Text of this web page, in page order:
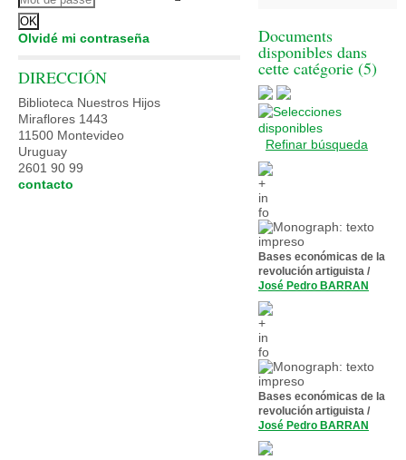
Documents
disponibles dans
cette catégorie (5)
Refinar búsqueda
Bases económicas de la
revolución artiguista /
José Pedro BARRAN
Bases económicas de la
revolución artiguista /
José Pedro BARRAN
Olvidé mi contraseña
DIRECCIÓN
Biblioteca Nuestros Hijos
Miraflores 1443
11500 Montevideo
Uruguay
2601 90 99
contacto